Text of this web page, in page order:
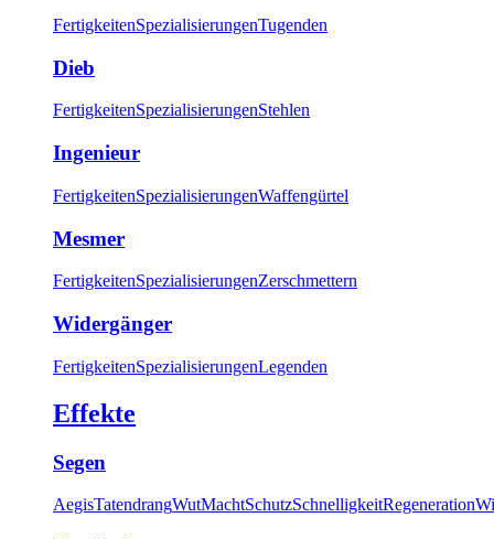
FertigkeitenSpezialisierungenTugenden
Dieb
FertigkeitenSpezialisierungenStehlen
Ingenieur
FertigkeitenSpezialisierungenWaffengürtel
Mesmer
FertigkeitenSpezialisierungenZerschmettern
Widergänger
FertigkeitenSpezialisierungenLegenden
Effekte
Segen
AegisTatendrangWutMachtSchutzSchnelligkeitRegeneration